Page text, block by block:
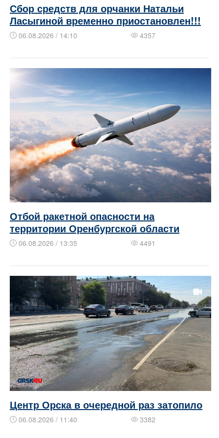
Сбор средств для орчанки Натальи
Ласыгиной временно приостановлен!!!
06.08.2026 / 14:10 4357
Отбой ракетной опасности на
территории Оренбургской области
06.08.2026 / 13:35 4491
Центр Орска в очередной раз затопило
06.08.2026 / 11:40 3382